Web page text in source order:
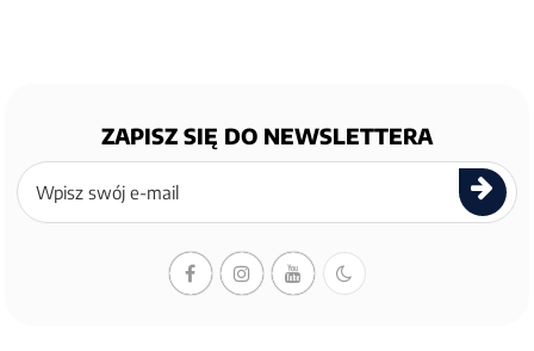
ZAPISZ SIĘ DO NEWSLETTERA
Zapisz
się
newslettera